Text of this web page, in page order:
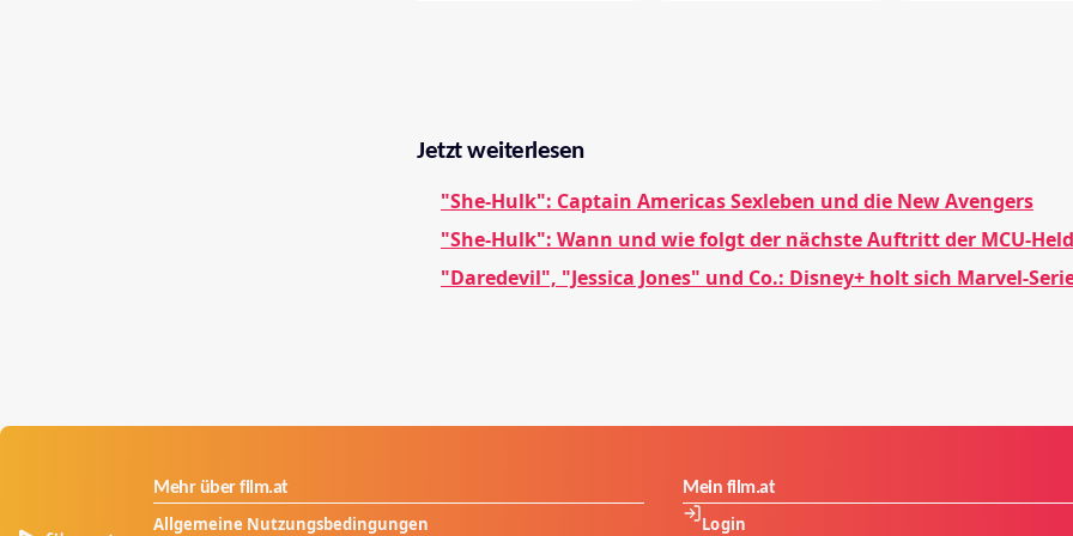
Jetzt weiterlesen
"She-Hulk": Captain Americas Sexleben und die New Avengers
"She-Hulk": Wann und wie folgt der nächste Auftritt der MCU-
"Daredevil", "Jessica Jones" und Co.: Disney+ holt sich Marvel-
Mehr über film.at
Allgemeine Nutzungsbedingungen
Mein film.at
Login